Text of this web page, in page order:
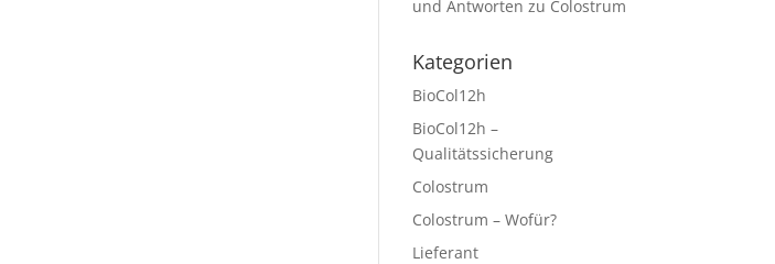
und Antworten zu Colostrum
Kategorien
BioCol12h
BioCol12h –
Qualitätssicherung
Colostrum
Colostrum – Wofür?
Lieferant